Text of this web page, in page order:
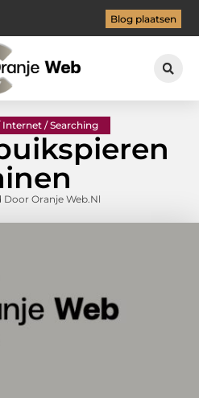
Blog plaatsen
/ Searching
Door Oranje Web.nl